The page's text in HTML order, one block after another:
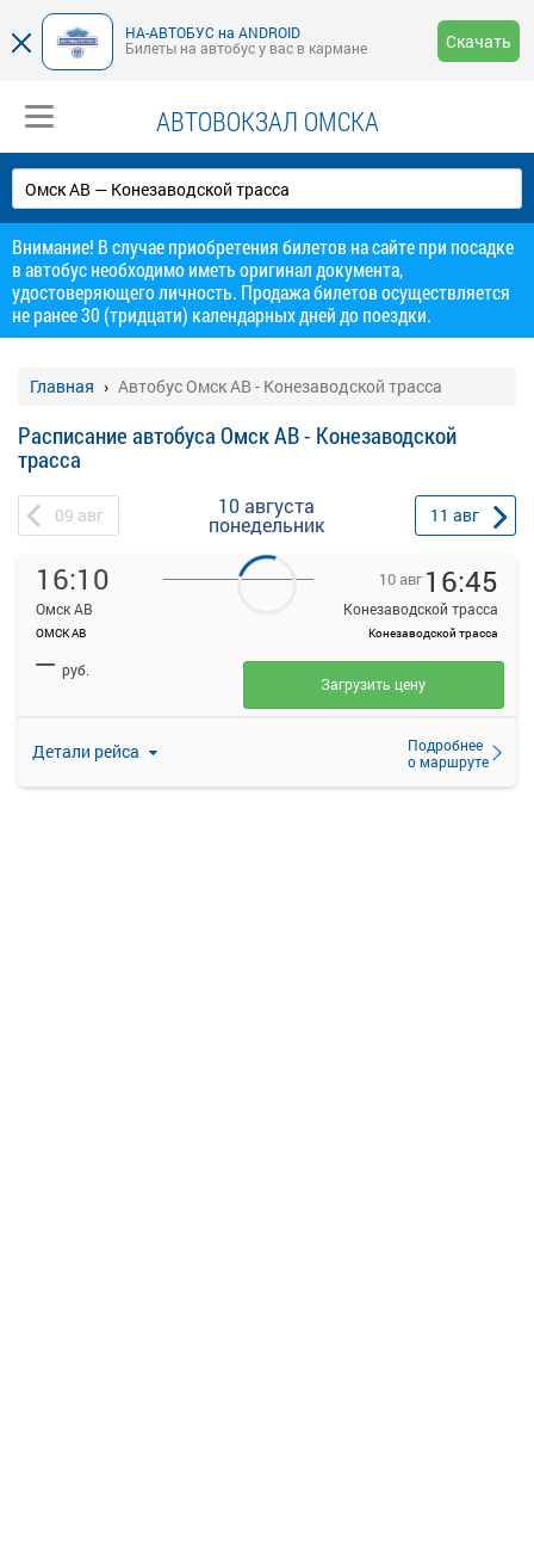
НА-АВТОБУС на ANDROID
Билеты на автобус у вас в кармане
Скачать
АВТОВОКЗАЛ ОМСКА
Внимание! В случае приобретения билетов на сайте при посадке
в автобус необходимо иметь оригинал документа,
удостоверяющего личность. Продажа билетов осуществляется
не ранее 30 (тридцати) календарных дней до поездки.
Главная Автобус Омск АВ - Конезаводской трасса
Расписание автобуса Омск АВ - Конезаводской
трасса
09 авг 10 августа
понедельник 11 авг
16:10
Омск АВ
ОМСК АВ
10 авг 16:45
Конезаводской трасса
Конезаводской трасса
Детали рейса
Подробнее
о маршруте
— руб.
Загрузить цену